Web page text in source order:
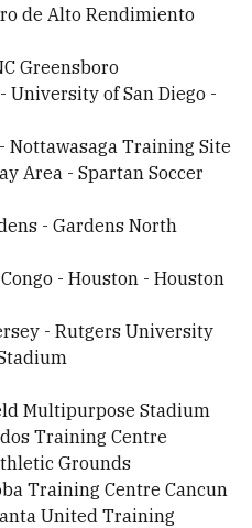
de Alto Rendimiento
Greensboro
University of San Diego -
Nottawasaga Training Site
Area - Spartan Soccer
- Gardens North
- Houston - Houston
- Rutgers University
Multipurpose Stadium
Training Centre
Grounds
Training Centre Cancun
United Training